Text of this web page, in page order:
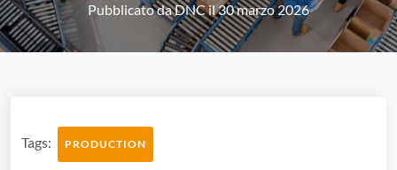
Pubblicato daDNCil30 marzo 2026
Tags: PRODUCTION